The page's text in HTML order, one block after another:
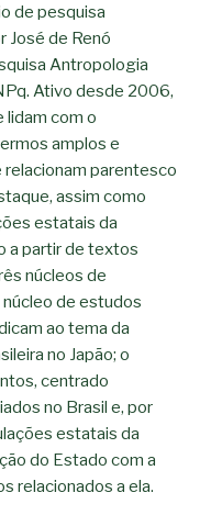
de pesquisa
José de Renó
Antropologia
Ativo desde 2006,
lidam com o
amplos e
parentesco
assim como
estatais da
a partir de textos
núcleos de
de estudos
ao tema da
no Japão; o
centrado
no Brasil e, por
estatais da
do Estado com a
relacionados a ela.